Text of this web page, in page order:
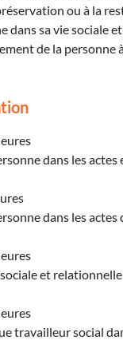
ou à la
dans sa vie sociale
de la personne
dans les
dans les
et
travailleur social